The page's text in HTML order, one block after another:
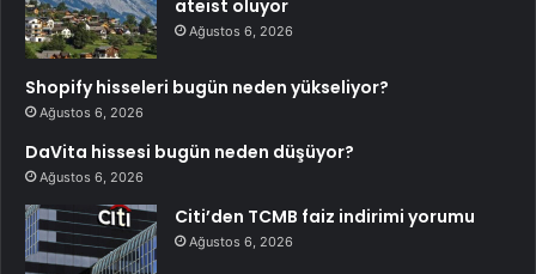
ateist oluyor
Ağustos 6, 2026
Shopify hisseleri bugün neden yükseliyor?
Ağustos 6, 2026
DaVita hissesi bugün neden düşüyor?
Ağustos 6, 2026
Citi’den TCMB faiz indirimi yorumu
Ağustos 6, 2026